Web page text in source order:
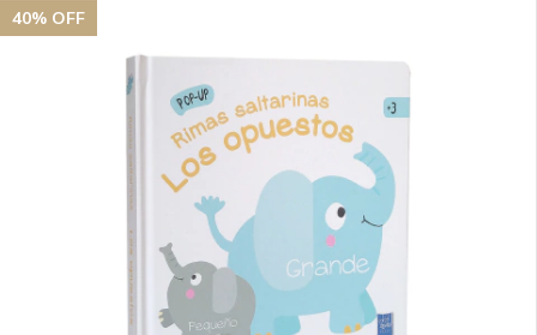
40% OFF